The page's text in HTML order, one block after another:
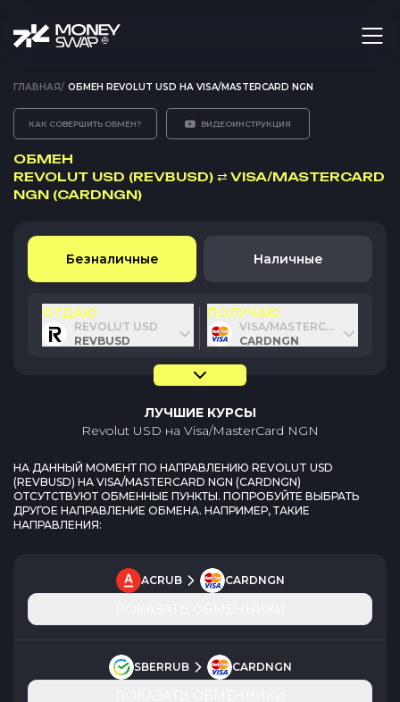
ГЛАВНАЯ/ ОБМЕН REVOLUT USD НА VISA/MASTERCARD NGN
КАК СОВЕРШИТЬ ОБМЕН? ВИДЕОИНСТРУКЦИЯ
ОБМЕН
REVOLUT USD (REVBUSD) ⇄ VISA/MASTERCARD
NGN (CARDNGN)
Безналичные Наличные
ОТДАЮ
REVOLUT USD
REVBUSD
ПОЛУЧАЮ
VISA/MASTERCARD NGN
CARDNGN
ЛУЧШИЕ КУРСЫ
Revolut USD на Visa/MasterCard NGN
НА ДАННЫЙ МОМЕНТ ПО НАПРАВЛЕНИЮ REVOLUT USD
(REVBUSD) НА VISA/MASTERCARD NGN (CARDNGN)
ОТСУТСТВУЮТ ОБМЕННЫЕ ПУНКТЫ. ПОПРОБУЙТЕ ВЫБРАТЬ
ДРУГОЕ НАПРАВЛЕНИЕ ОБМЕНА. НАПРИМЕР, ТАКИЕ
НАПРАВЛЕНИЯ:
ACRUB CARDNGN
SBERRUB CARDNGN